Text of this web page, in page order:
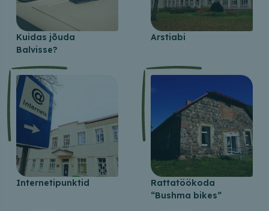
Kuidas jõuda
Balvisse?
Arstiabi
Internetipunktid
Rattatöökoda
“Bushma bikes”